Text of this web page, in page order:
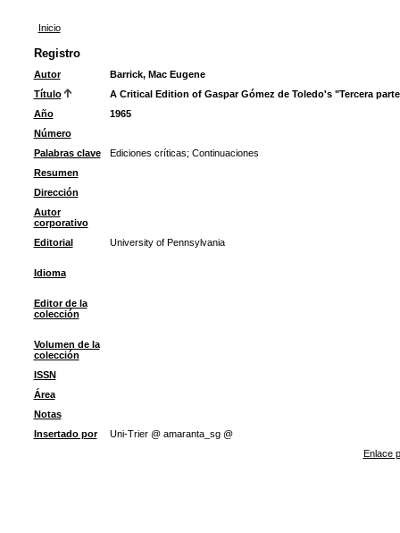
Inicio
Registro
Autor
Barrick, Mac Eugene
Título
A Critical Edition of Gaspar Gómez de Toledo's "Tercera
Año
1965
Número
Palabras clave
Ediciones críticas; Continuaciones
Resumen
Dirección
Autor
corporativo
Editorial
University of Pennsylvania
Idioma
Editor de la
colección
Volumen de la
colección
ISSN
Área
Notas
Insertado por
Uni-Trier @ amaranta_sg @
Enlace